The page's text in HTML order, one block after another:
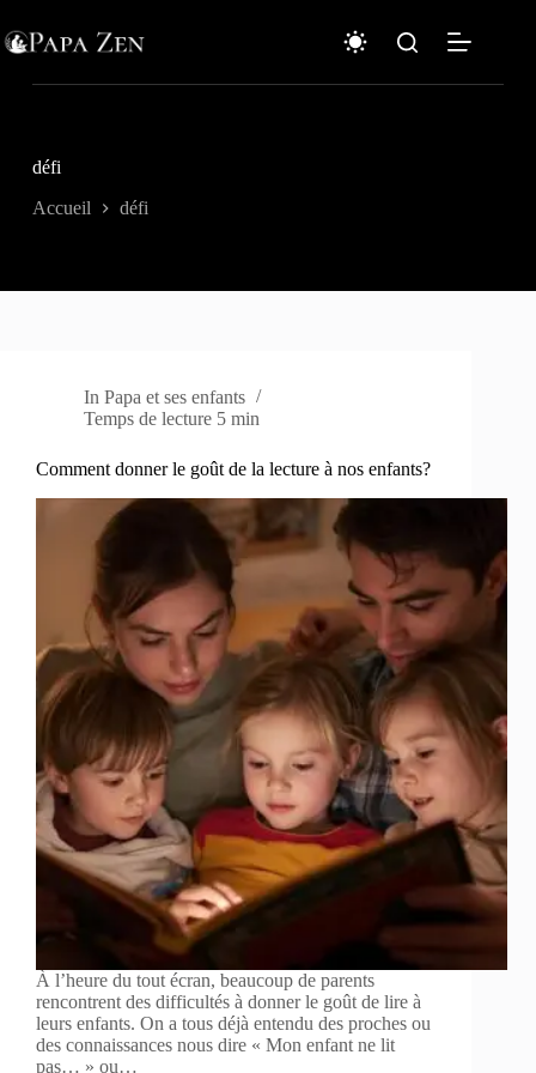
au
contenu
défi
Accueil défi
In Papa et ses enfants
Temps de lecture 5 min
Comment donner le goût de la lecture à nos enfants?
À l’heure du tout écran, beaucoup de parents
rencontrent des difficultés à donner le goût de lire à
leurs enfants. On a tous déjà entendu des proches ou
des connaissances nous dire « Mon enfant ne lit
pas… » ou…